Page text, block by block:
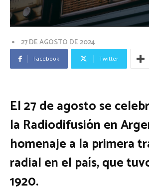
27 DE AGOSTO DE 2024
Facebook Twitter
El 27 de agosto se
la Radiodifusión en
homenaje a la primera
radial en el país, que
1920.